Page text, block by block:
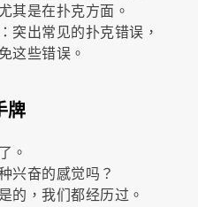
其是在扑克方面。
突出常见的扑克错误，
这些错误。
牌
。
兴奋的感觉吗？
的，我们都经历过。